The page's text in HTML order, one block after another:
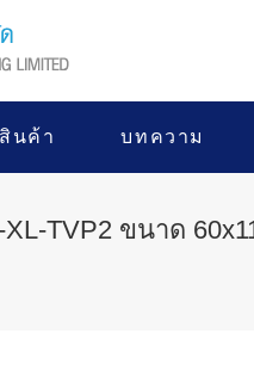
สินค้า บทความ
TVP2 ขนาด